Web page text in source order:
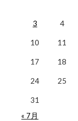
3 4
10 11
17 18
24 25
31
« 7月